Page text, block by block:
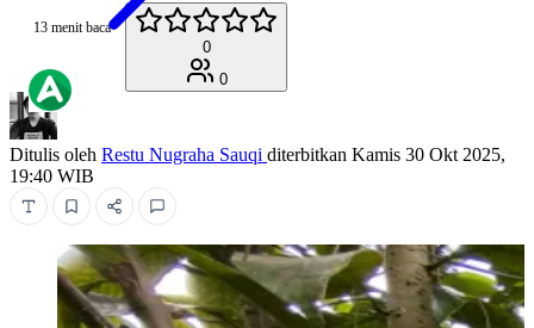
13 menit baca
0
0
Ditulis oleh Restu Nugraha Sauqi diterbitkan Kamis 30 Okt 2025,
19:40 WIB